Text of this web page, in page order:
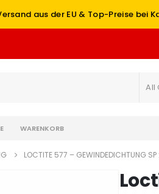
aus der EU & Top-Preise bei
All
WARENKORB
LOCTITE 577 – GEWINDEDICHTUNG